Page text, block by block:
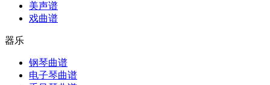
美声谱
戏曲谱
器乐
钢琴曲谱
电子琴曲谱